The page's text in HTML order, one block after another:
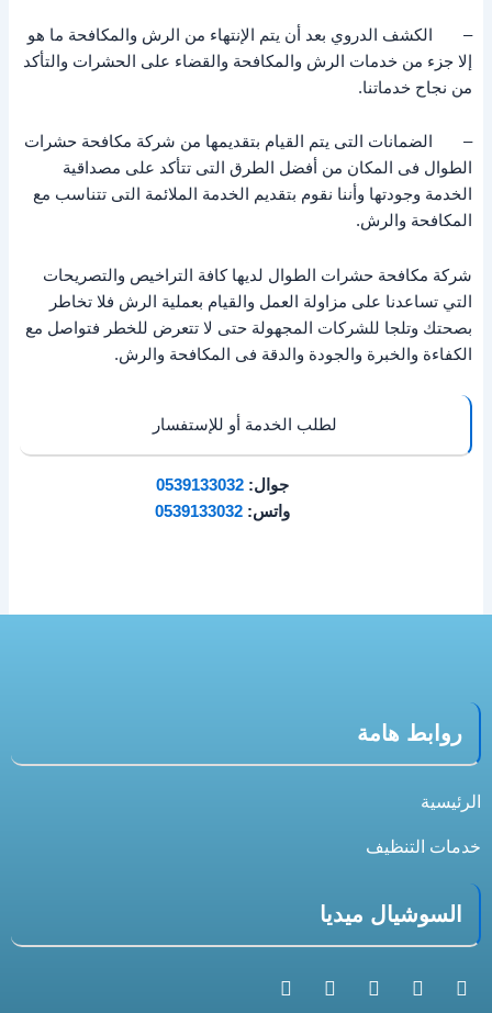
– الكشف الدروي بعد أن يتم الإنتهاء من الرش والمكافحة ما هو
إلا جزء من خدمات الرش والمكافحة والقضاء على الحشرات والتأكد
من نجاح خدماتنا.
– الضمانات التى يتم القيام بتقديمها من شركة مكافحة حشرات
الطوال فى المكان من أفضل الطرق التى تتأكد على مصداقية
الخدمة وجودتها وأننا نقوم بتقديم الخدمة الملائمة التى تتناسب مع
المكافحة والرش.
شركة مكافحة حشرات الطوال لديها كافة التراخيص والتصريحات
التي تساعدنا على مزاولة العمل والقيام بعملية الرش فلا تخاطر
بصحتك وتلجا للشركات المجهولة حتى لا تتعرض للخطر فتواصل مع
الكفاءة والخبرة والجودة والدقة فى المكافحة والرش.
لطلب الخدمة أو للإستفسار
جوال:0539133032
واتس:0539133032
روابط هامة
الرئيسية
خدمات التنظيف
السوشيال ميديا
F
a
I
n
T
i
X
-
S
n